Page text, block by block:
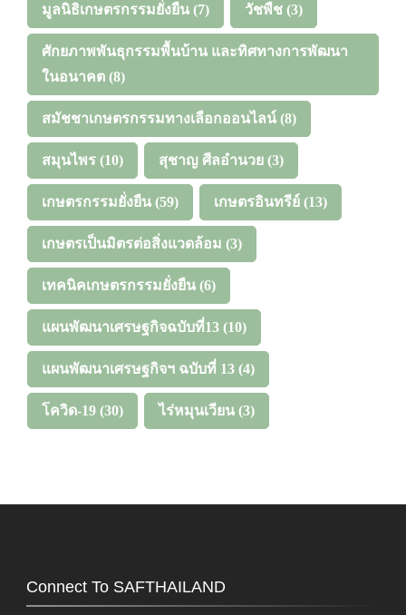
มูลนิธิเกษตรกรรมยั่งยืน (7) วัชพืช (3)
ศักยภาพพันธุกรรมพื้นบ้าน และทิศทางการพัฒนา
ในอนาคต (8)
สมัชชาเกษตรกรรมทางเลือกออนไลน์ (8)
สมุนไพร (10) สุชาญ ศีลอำนวย (3)
เกษตรกรรมยั่งยืน (59) เกษตรอินทรีย์ (13)
เกษตรเป็นมิตรต่อสิ่งแวดล้อม (3)
เทคนิคเกษตรกรรมยั่งยืน (6)
แผนพัฒนาเศรษฐกิจฉบับที่13 (10)
แผนพัฒนาเศรษฐกิจฯ ฉบับที่ 13 (4)
โควิด-19 (30) ไร่หมุนเวียน (3)
Connect To SAFTHAILAND